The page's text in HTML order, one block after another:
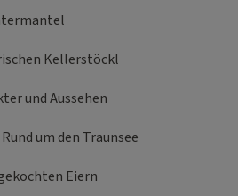
Kellerstöckl
und Aussehen
um den Traunsee
Eiern